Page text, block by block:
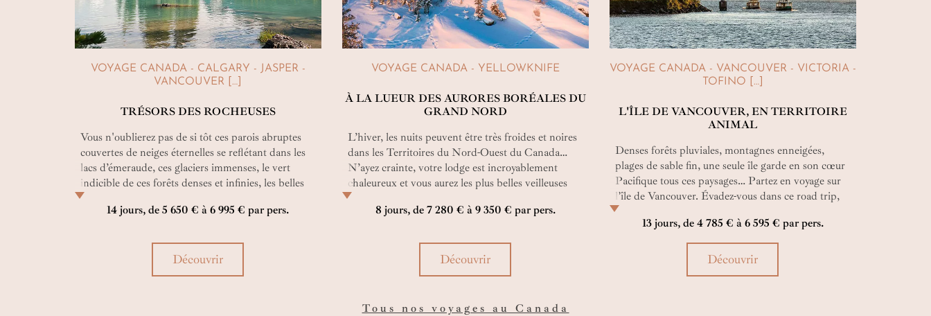
VOYAGE CANADA - CALGARY - JASPER -
VANCOUVER […]
TRÉSORS DES ROCHEUSES
Vous n'oublierez pas de si tôt ces parois abruptes
couvertes de neiges éternelles se reflétant dans les
lacs d’émeraude, ces glaciers immenses, le vert
indicible de ces forêts denses et infinies, les belles
rencontres avec la faune et les habitants de ces
rudes terres. Un véritable hymne à une nature
14 jours, de 5 650 € à 6 995 € par pers.
Découvrir
VOYAGE CANADA - YELLOWKNIFE
À LA LUEUR DES AURORES BORÉALES DU
GRAND NORD
L’hiver, les nuits peuvent être très froides et noires
dans les Territoires du Nord-Ouest du Canada…
N’ayez crainte, votre lodge est incroyablement
chaleureux et vous aurez les plus belles veilleuses
qui soient pour rêver éveillés : des aurores boréales !
Joyaux de ce voyage dans le Grand Nord canadien,
de votre chambre, à l’écart du monde…
8 jours, de 7 280 € à 9 350 € par pers.
Découvrir
VOYAGE CANADA - VANCOUVER - VICTORIA -
TOFINO […]
L'ÎLE DE VANCOUVER, EN TERRITOIRE
ANIMAL
Denses forêts pluviales, montagnes enneigées,
plages de sable fin, une seule île garde en son cœur
Pacifique tous ces paysages… Partez en voyage sur
l’île de Vancouver. Évadez-vous dans ce road trip,
des métropoles modernes au plus coquet des
villages de l’Ouest canadien. Rencontrez de la plus
petite des loutres à l’immense baleine à bosse. Tout
est là, la route est là. Et vous ? Où êtes-vous ?
13 jours, de 4 785 € à 6 595 € par pers.
Découvrir
Tous nos voyages au Canada